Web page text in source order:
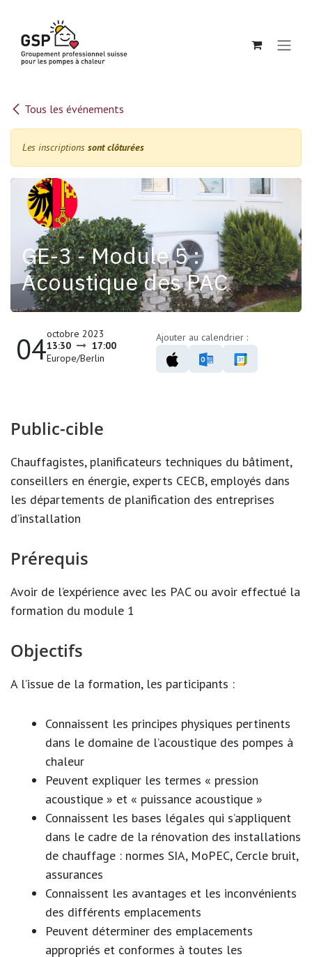
Tous les événements
Les inscriptions sont clôturées
GE-3 - Module 5 :
Acoustique des PAC
04octobre 2023
13:30
17:00
Europe/Berlin
Ajouter au calendrier :
Public-cible
Chauffagistes, planificateurs techniques du bâtiment,
conseillers en énergie, experts CECB, employés dans
les départements de planification des entreprises
d’installation
Prérequis
Avoir de l’expérience avec les PAC ou avoir effectué la
formation du module 1
Objectifs
A l’issue de la formation, les participants :
Connaissent les principes physiques pertinents
dans le domaine de l’acoustique des pompes à
chaleur
Peuvent expliquer les termes « pression
acoustique » et « puissance acoustique »
Connaissent les bases légales qui s’appliquent
dans le cadre de la rénovation des installations
de chauffage : normes SIA, MoPEC, Cercle bruit,
assurances
Connaissent les avantages et les inconvénients
des différents emplacements
Peuvent déterminer des emplacements
appropriés et conformes à toutes les